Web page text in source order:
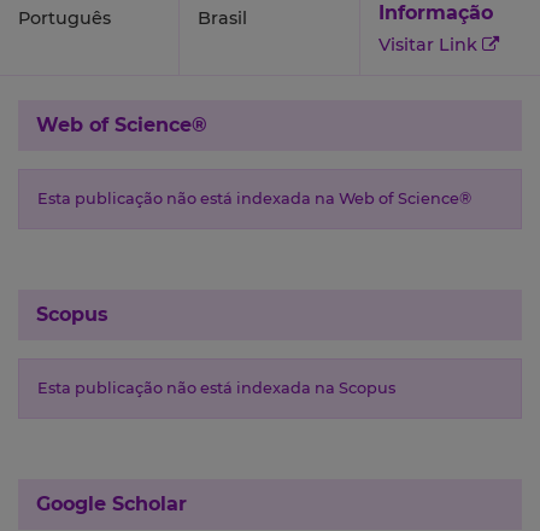
Português Brasil
Informação
Visitar Link
Web of Science®
Esta publicação não está indexada na Web of Science®
Scopus
Esta publicação não está indexada na Scopus
Google Scholar